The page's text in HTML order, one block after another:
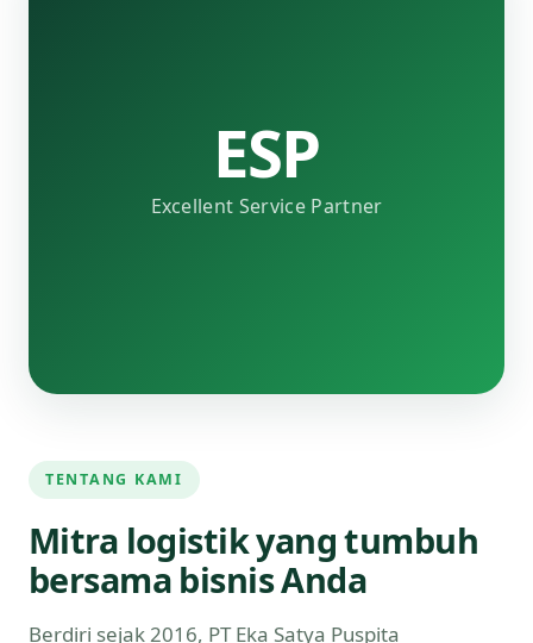
ESP
Excellent Service Partner
TENTANG KAMI
Mitra logistik yang tumbuh
bersama bisnis Anda
Berdiri sejak 2016, PT Eka Satya Puspita